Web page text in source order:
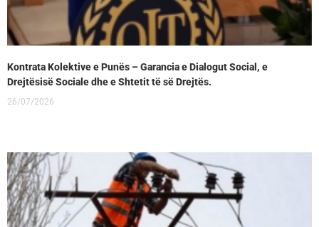
Kontrata Kolektive e Punës – Garancia e Dialogut Social, e
Drejtësisë Sociale dhe e Shtetit të së Drejtës.
26/07/2026